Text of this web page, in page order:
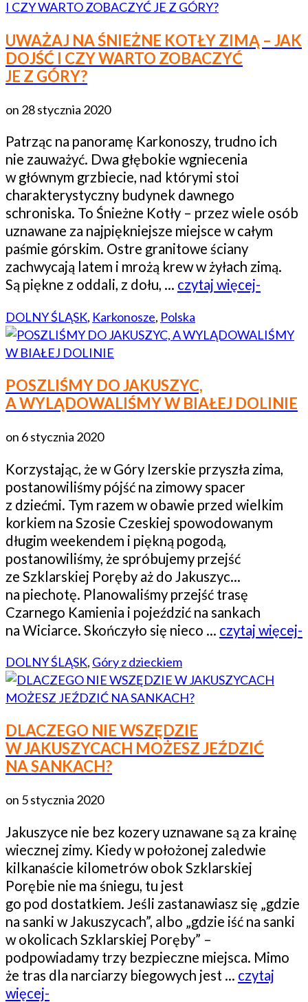
UWAŻAJ NA ŚNIEŻNE KOTŁY ZIMĄ – JAK
DOJŚĆ I CZY WARTO ZOBACZYĆ
JE Z GÓRY?
on 28 stycznia 2020
Patrząc na panoramę Karkonoszy, trudno ich
nie zauważyć. Dwa głębokie wgniecenia
w głównym grzbiecie, nad którymi stoi
charakterystyczny budynek dawnego
schroniska. To Śnieżne Kotły – przez wiele osób
uznawane za najpiękniejsze miejsce w całym
paśmie górskim. Ostre granitowe ściany
zachwycają latem i mrożą krew w żyłach zimą.
Są piękne z oddali, z dołu, … czytaj więcej-
DOLNY ŚLĄSK, Karkonosze, Polska
POSZLIŚMY DO JAKUSZYC,
A WYLĄDOWALIŚMY W BIAŁEJ DOLINIE
on 6 stycznia 2020
Korzystając, że w Góry Izerskie przyszła zima,
postanowiliśmy pójść na zimowy spacer
z dziećmi. Tym razem w obawie przed wielkim
korkiem na Szosie Czeskiej spowodowanym
długim weekendem i piękną pogodą,
postanowiliśmy, że spróbujemy przejść
ze Szklarskiej Poręby aż do Jakuszyc…
na piechotę. Planowaliśmy przejść trasę
Czarnego Kamienia i pojeździć na sankach
na Wiciarce. Skończyło się nieco … czytaj więcej-
DOLNY ŚLĄSK, Góry z dzieckiem
DLACZEGO NIE WSZĘDZIE
W JAKUSZYCACH MOŻESZ JEŹDZIĆ
NA SANKACH?
on 5 stycznia 2020
Jakuszyce nie bez kozery uznawane są za krainę
wiecznej zimy. Kiedy w położonej zaledwie
kilkanaście kilometrów obok Szklarskiej
Porębie nie ma śniegu, tu jest
go pod dostatkiem. Jeśli zastanawiasz się „gdzie
na sanki w Jakuszycach”, albo „gdzie iść na sanki
w okolicach Szklarskiej Poręby” –
podpowiadamy trzy bezpieczne miejsca. Mimo
że tras dla narciarzy biegowych jest … czytaj
więcej-